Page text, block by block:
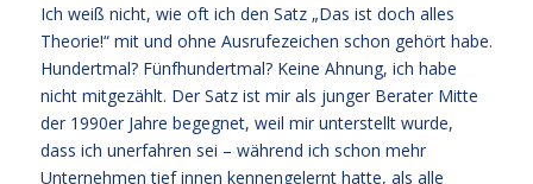
Ich weiß nicht, wie oft ich den Satz „Das ist doch alles
Theorie!“ mit und ohne Ausrufezeichen schon gehört habe.
Hundertmal? Fünfhundertmal? Keine Ahnung, ich habe
nicht mitgezählt. Der Satz ist mir als junger Berater Mitte
der 1990er Jahre begegnet, weil mir unterstellt wurde,
dass ich unerfahren sei – während ich schon mehr
Unternehmen tief innen kennengelernt hatte, als alle